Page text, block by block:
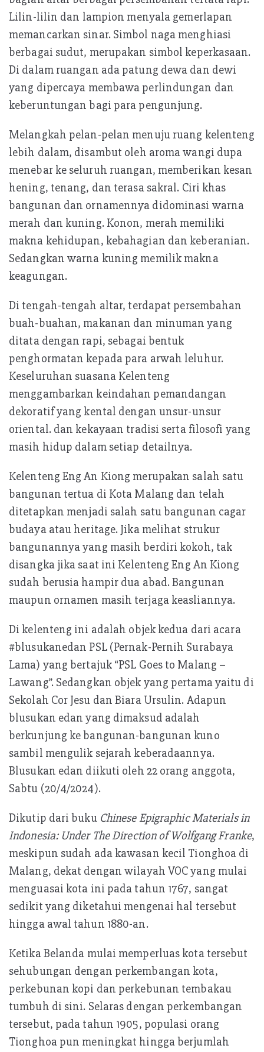
Lilin-lilin dan lampion menyala gemerlapan
memancarkan sinar. Simbol naga menghiasi
berbagai sudut, merupakan simbol keperkasaan.
Di dalam ruangan ada patung dewa dan dewi
yang dipercaya membawa perlindungan dan
keberuntungan bagi para pengunjung.
Melangkah pelan-pelan menuju ruang kelenteng
lebih dalam, disambut oleh aroma wangi dupa
menebar ke seluruh ruangan, memberikan kesan
hening, tenang, dan terasa sakral. Ciri khas
bangunan dan ornamennya didominasi warna
merah dan kuning. Konon, merah memiliki
makna kehidupan, kebahagian dan keberanian.
Sedangkan warna kuning memilik makna
keagungan.
Di tengah-tengah altar, terdapat persembahan
buah-buahan, makanan dan minuman yang
ditata dengan rapi, sebagai bentuk
penghormatan kepada para arwah leluhur.
Keseluruhan suasana Kelenteng
menggambarkan keindahan pemandangan
dekoratif yang kental dengan unsur-unsur
oriental. dan kekayaan tradisi serta filosofi yang
masih hidup dalam setiap detailnya.
Kelenteng Eng An Kiong merupakan salah satu
bangunan tertua di Kota Malang dan telah
ditetapkan menjadi salah satu bangunan cagar
budaya atau heritage. Jika melihat strukur
bangunannya yang masih berdiri kokoh, tak
disangka jika saat ini Kelenteng Eng An Kiong
sudah berusia hampir dua abad. Bangunan
maupun ornamen masih terjaga keasliannya.
Di kelenteng ini adalah objek kedua dari acara
#blusukanedan PSL (Pernak-Pernih Surabaya
Lama) yang bertajuk “PSL Goes to Malang –
Lawang”. Sedangkan objek yang pertama yaitu di
Sekolah Cor Jesu dan Biara Ursulin. Adapun
blusukan edan yang dimaksud adalah
berkunjung ke bangunan-bangunan kuno
sambil mengulik sejarah keberadaannya.
Blusukan edan diikuti oleh 22 orang anggota,
Sabtu (20/4/2024).
Dikutip dari buku Chinese Epigraphic Materials in
Indonesia: Under The Direction of Wolfgang Franke,
meskipun sudah ada kawasan kecil Tionghoa di
Malang, dekat dengan wilayah VOC yang mulai
menguasai kota ini pada tahun 1767, sangat
sedikit yang diketahui mengenai hal tersebut
hingga awal tahun 1880-an.
Ketika Belanda mulai memperluas kota tersebut
sehubungan dengan perkembangan kota,
perkebunan kopi dan perkebunan tembakau
tumbuh di sini. Selaras dengan perkembangan
tersebut, pada tahun 1905, populasi orang
Tionghoa pun meningkat hingga berjumlah